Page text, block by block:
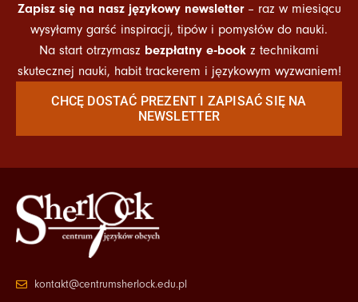
Zapisz się na nasz językowy newsletter– raz w miesiącu
wysyłamy garść inspiracji, tipów i pomysłów do nauki.
Na start otrzymasz bezpłatny e-book z technikami
skutecznej nauki, habit trackerem i językowym wyzwaniem!
CHCĘ DOSTAĆ PREZENT I ZAPISAĆ SIĘ NA
NEWSLETTER
kontakt@centrumsherlock.edu.pl